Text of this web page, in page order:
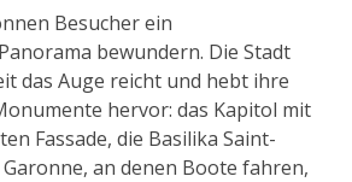
Besucher ein
bewundern. Die Stadt
das Auge reicht und hebt ihre
hervor: das Kapitol mit
Fassade, die Basilika Saint-
an denen Boote fahren,